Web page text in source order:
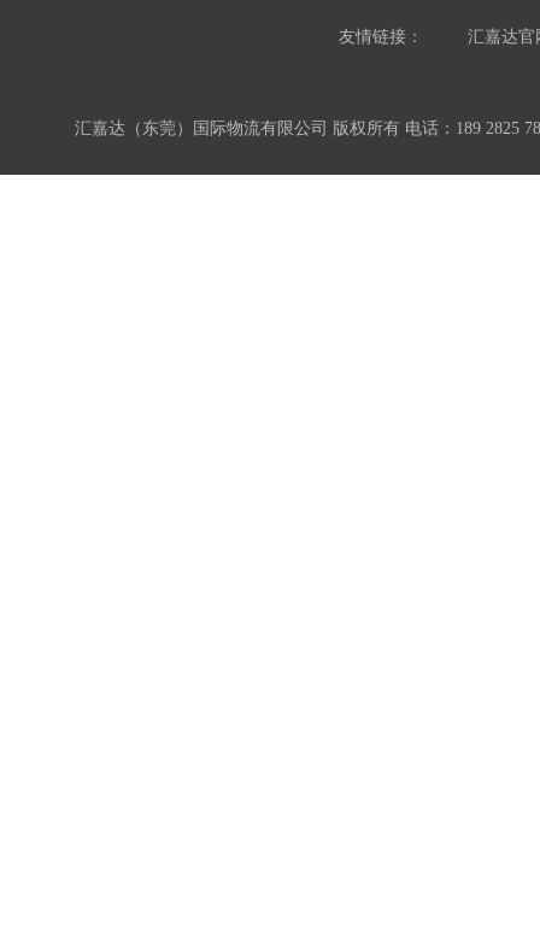
友情链接： 汇嘉达官
汇嘉达（东莞）国际物流有限公司 版权所有 电话：189 2825